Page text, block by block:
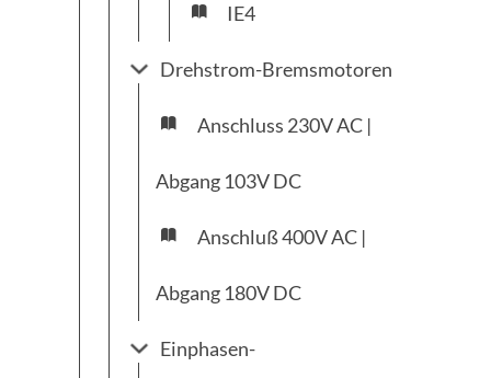
IE4
Drehstrom-Bremsmotoren
Anschluss 230V AC |
Abgang 103V DC
Anschluß 400V AC |
Abgang 180V DC
Einphasen-